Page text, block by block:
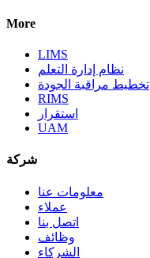
More
LIMS
نظام إدارة التعلم
تخطيط مراقبة الجودة
RIMS
استقرار
UAM
شركة
معلومات عنا
عملاء
اتصل بنا
وظائف
الشركاء